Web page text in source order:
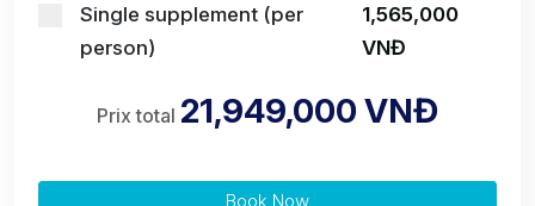
Single supplement (per
person)
1,565,000
VNĐ
Prix total 21,949,000 VNĐ
Book Now